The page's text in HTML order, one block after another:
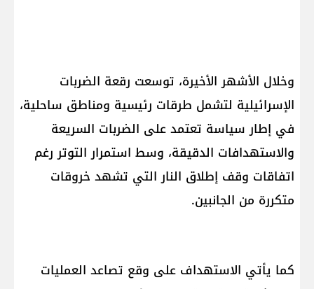
وخلال الأشهر الأخيرة، توسعت رقعة الضربات
الإسرائيلية لتشمل طرقات رئيسية ومناطق ساحلية،
في إطار سياسة تعتمد على الضربات السريعة
والاستهدافات الدقيقة، وسط استمرار التوتر رغم
اتفاقات وقف إطلاق النار التي تشهد خروقات
متكررة من الجانبين.
كما يأتي الاستهداف على وقع تصاعد العمليات